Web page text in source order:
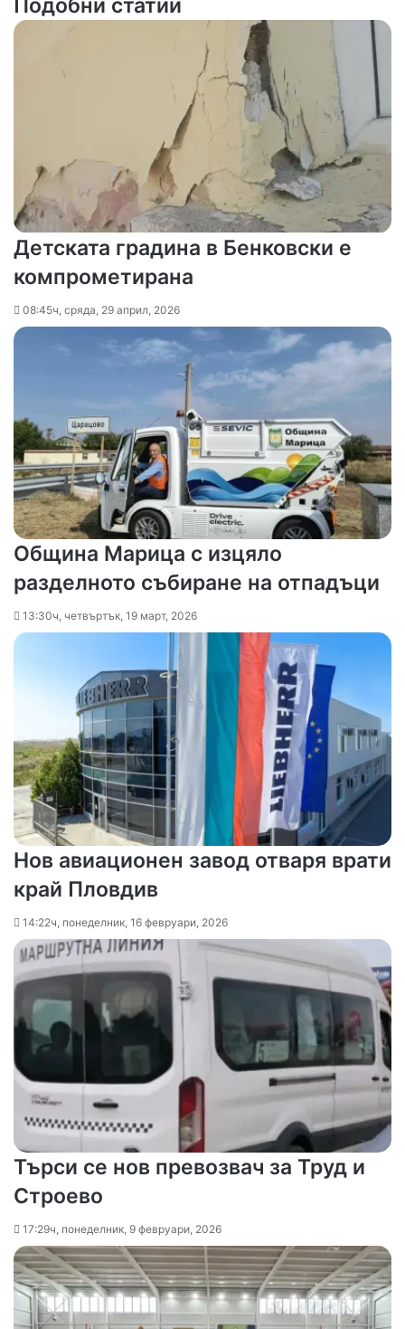
Подобни статии
Детската градина в Бенковски е
компрометирана
08:45ч, сряда, 29 април, 2026
Община Марица с изцяло
разделното събиране на отпадъци
13:30ч, четвъртък, 19 март, 2026
Нов авиационен завод отваря врати
край Пловдив
14:22ч, понеделник, 16 февруари, 2026
Търси се нов превозвач за Труд и
Строево
17:29ч, понеделник, 9 февруари, 2026